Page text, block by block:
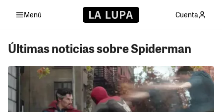
Menú Cuenta
Últimas noticias sobre Spiderman